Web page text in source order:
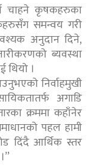
चाहने कृषकहरुका
समन्वय गरी
अनुदान दिने,
ब्यवस्था
थियो ।
निर्वाहमुखी
अगाडि
क्रममा कहाँनेर
पहल हामी
दिंदै आर्थिक स्तर